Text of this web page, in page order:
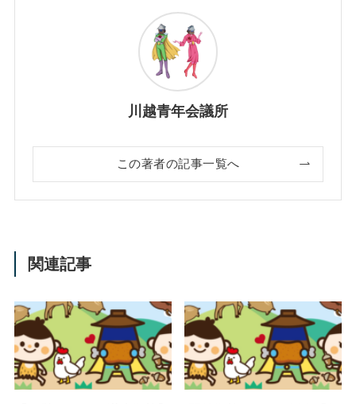
川越青年会議所
この著者の記事一覧へ
関連記事